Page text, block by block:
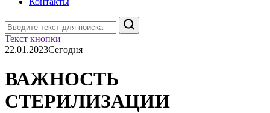
Поиск
Текст кнопки
22.01.2023Сегодня
ВАЖНОСТЬ
СТЕРИЛИЗАЦИИ